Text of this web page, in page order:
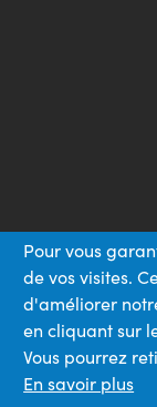
Pour vous
de vos visites.
d'améliorer
en cliquant sur
Vous pourrez
En savoir plus